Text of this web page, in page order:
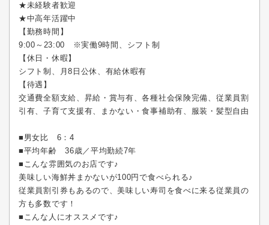
★未経験者歓迎
★中高年活躍中
【勤務時間】
9:00～23:00 ※実働9時間、シフト制
【休日・休暇】
シフト制、月8日公休、有給休暇有
【待遇】
交通費全額支給、昇給・賞与有、各種社会保険完備、従業員割
引有、子育て支援有、まかない・食事補助有、服装・髪型自由
■男女比 6：4
■平均年齢 36歳／平均勤続7年
■こんな雰囲気のお店です♪
美味しい海鮮丼まかないが100円で食べられる♪
従業員割引券もあるので、美味しい寿司を食べに来る従業員の
方も多数です！
■こんな人にオススメです♪